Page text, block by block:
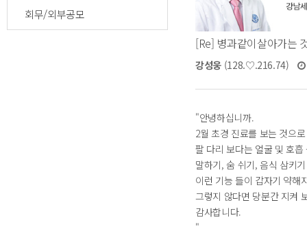
회무/외부공모
[Re] 병과같이살아가는
강성웅(128.♡.216.74)
"안녕하십니까.
2월 초경 진료를 보는 것으
팔 다리 보다는 얼굴 및 호
말하기, 숨 쉬기, 음식 삼키
이런 기능 들이 갑자기 약해
그렇지 않다면 당분간 지켜
감사합니다.
"